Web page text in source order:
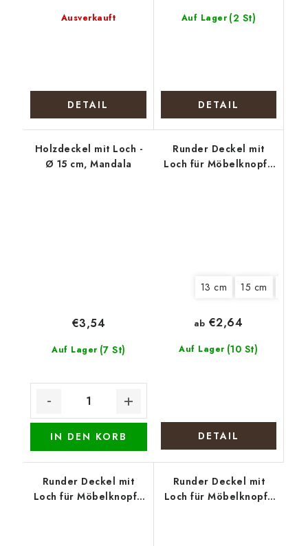
Ausverkauft
DETAIL
Auf Lager (2 St)
DETAIL
Holzdeckel mit Loch -
Ø 15 cm, Mandala
Auf Lager (7 St)
€3,54
IN DEN KORB
Runder Deckel mit
Loch für Möbelknopf -
13 cm 15 cm
Auf Lager (10 St)
ab €2,64
DETAIL
Runder Deckel mit
Loch für Möbelknopf -
Runder Deckel mit
Loch für Möbelknopf -